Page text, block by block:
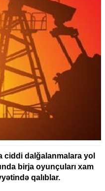
ciddi dalğalanmalara yol
birja oyunçuları xam
qalıblar.